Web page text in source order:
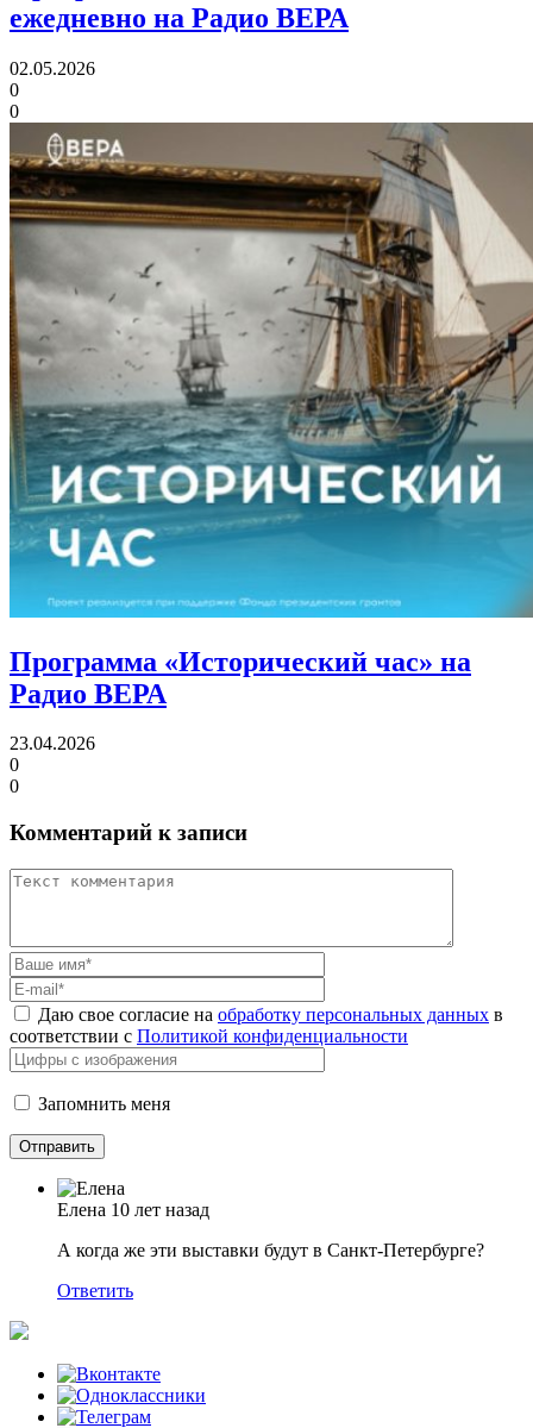
ежедневно на Радио ВЕРА
02.05.2026
0
0
Программа «Исторический час» на
Радио ВЕРА
23.04.2026
0
0
Комментарий к записи
Даю свое согласие на обработку персональных данных в
соответствии с Политикой конфиденциальности
Запомнить меня
Елена 10 лет назад
А когда же эти выставки будут в Санкт-Петербурге?
Ответить